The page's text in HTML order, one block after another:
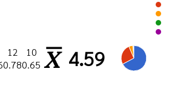
12
0.78
10
0.65
4.59